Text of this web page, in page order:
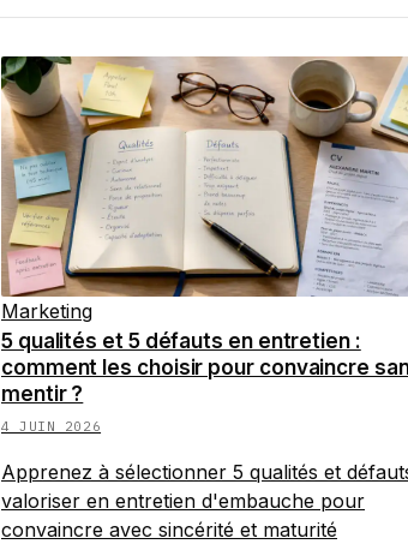
Marketing
5 qualités et 5 défauts en entretien :
comment les choisir pour convaincre
mentir ?
4 JUIN 2026
Apprenez à sélectionner 5 qualités et
valoriser en entretien d'embauche pour
convaincre avec sincérité et maturité